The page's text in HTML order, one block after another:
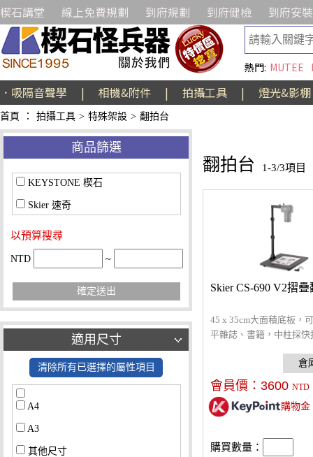
楔石講堂 線上免費規劃 到府規劃 到府健檢 到府安裝
熱門: MUTEE
．吸隔音聲學 | 相機&附件 | 拍攝工具 | 燈光&影棚
首頁 ： 拍攝工具 > 特殊架設 > 翻拍台
商品篩選
KEYSTONE 楔石
Skier 速奇
以預算搜尋
NTD ~
確定送出
適用尺寸
清除所有已選擇的屬性項目
A4
A3
其他尺寸
翻拍台 1-3/3項目
Skier CS-690 V2摺
45 x 35cm大面積底板，
平雜誌、書籍，中柱採快
確保水平拍攝。承重3kg
業級單眼相機，可摺收
更方便。(此產品只有翻
或自備光源)
會員價： 3600 NTD
購物金
購買數量：